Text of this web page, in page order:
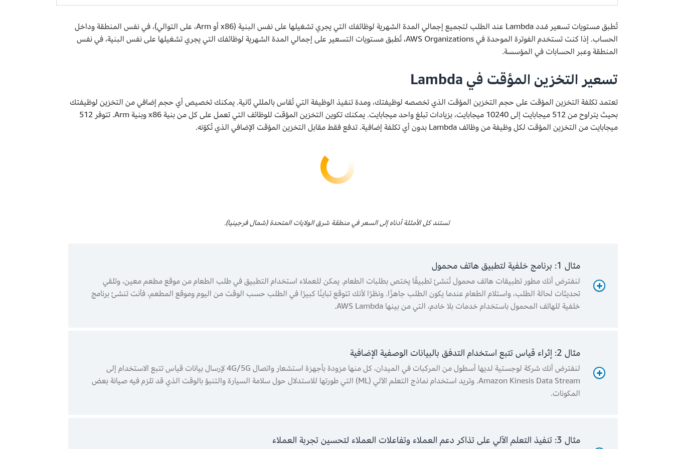
تُطبق مستويات تسعير مُدد Lambda عند الطلب لتجميع إجمالي المدة الشهرية لوظائفك التي يجري تشغيلها على نفس البنية (x86 أو Arm، على التوالي)، في نفس المنطقة وداخل
الحساب. إذا كنت تستخدم الفوترة الموحدة في AWS Organizations، تُطبق مستويات التسعير على إجمالي المدة الشهرية لوظائفك التي يجري تشغيلها على نفس البنية، في نفس
المنطقة وعبر الحسابات في المؤسسة.
تسعير التخزين المؤقت في Lambda
تعتمد تكلفة التخزين المؤقت على حجم التخزين المؤقت الذي تخصصه لوظيفتك، ومدة تنفيذ الوظيفة التي تُقاس بالمللي ثانية. يمكنك تخصيص أي حجم إضافي من التخزين لوظيفتك
بحيث يتراوح من 512 ميجابايت إلى 10240 ميجابايت، بزيادات تبلغ واحد ميجابايت. يمكنك تكوين التخزين المؤقت للوظائف التي تعمل على كل من بنية x86 وبنية Arm. تتوفر 512
ميجابايت من التخزين المؤقت لكل وظيفة من وظائف Lambda بدون أي تكلفة إضافية. تدفع فقط مقابل التخزين المؤقت الإضافي الذي تُكوّنه.
تستند كل الأمثلة أدناه إلى السعر في منطقة شرق الولايات المتحدة (شمال فرجينيا).
مثال 1: برنامج خلفية لتطبيق هاتف محمول
لنفترض أنك مطور تطبيقات هاتف محمول تُنشئ تطبيقًا يختص بطلبات الطعام. يمكن للعملاء استخدام التطبيق في طلب الطعام من موقع مطعم معين، وتلقي
تحديثات لحالة الطلب، واستلام الطعام عندما يكون الطلب جاهزًا. ونظرًا لأنك تتوقع تباينًا كبيرًا في الطلب حسب الوقت من اليوم وموقع المطعم، فأنت تنشئ برنامج
خلفية للهاتف المحمول باستخدام خدمات بلا خادم، التي من بينها AWS Lambda.
مثال 2: إثراء قياس تتبع استخدام التدفق بالبيانات الوصفية الإضافية
لنفترض أنك شركة لوجستية لديها أسطول من المركبات في الميدان، كل منها مزودة بأجهزة استشعار واتصال 4G/5G لإرسال بيانات قياس تتبع الاستخدام إلى
Amazon Kinesis Data Stream. وتريد استخدام نماذج التعلم الآلي (ML) التي طورتها للاستدلال حول سلامة السيارة والتنبؤ بالوقت الذي قد تلزم فيه صيانة بعض
المكونات.
مثال 3: تنفيذ التعلم الآلي على تذاكر دعم العملاء وتفاعلات العملاء لتحسين تجربة العملاء